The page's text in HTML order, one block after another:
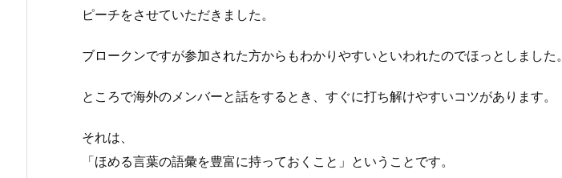
ピーチをさせていただきました。
ブロークンですが参加された方からもわかりやすいといわれたのでほっとしました。
ところで海外のメンバーと話をするとき、すぐに打ち解けやすいコツがあります。
それは、
「ほめる言葉の語彙を豊富に持っておくこと」ということです。